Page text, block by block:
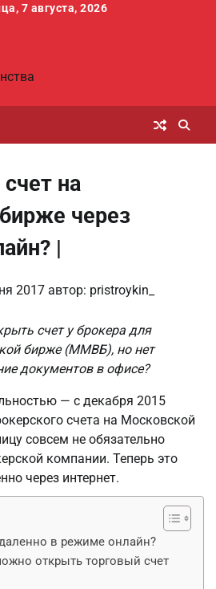
7 августа, 2026
на
через
|
2017 автор: pristroykin_
счет у брокера для
бирже (ММВБ), но нет
документов в офисе?
— с декабря 2015
счета на Московской
совсем не обязательно
компании. Теперь это
через интернет.
в режиме онлайн?
открыть торговый счет